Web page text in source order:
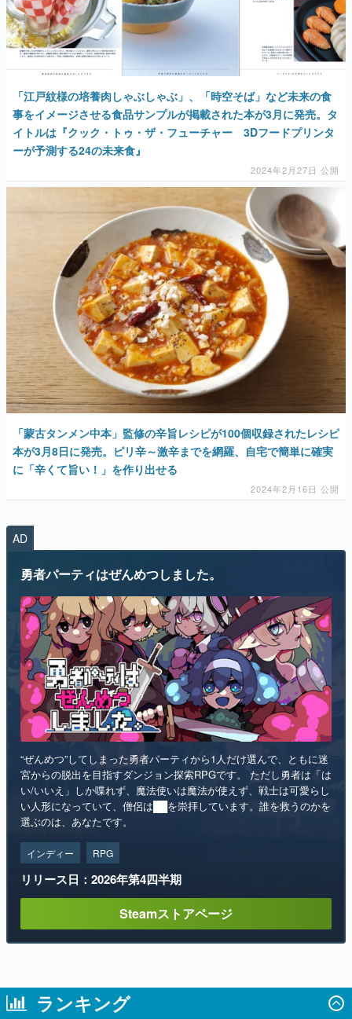
「江戸紋様の培養肉しゃぶしゃぶ」、「時空そば」など未来の食
事をイメージさせる食品サンプルが掲載された本が3月に発売。タ
イトルは『クック・トゥ・ザ・フューチャー 3Dフードプリンタ
ーが予測する24の未来食』
2024年2月27日 公開
「蒙古タンメン中本」監修の辛旨レシピが100個収録されたレシピ
本が3月8日に発売。ピリ辛～激辛までを網羅、自宅で簡単に確実
に「辛くて旨い！」を作り出せる
2024年2月16日 公開
AD
勇者パーティはぜんめつしました。
“ぜんめつ”してしまった勇者パーティから1人だけ選んで、ともに迷
宮からの脱出を目指すダンジョン探索RPGです。 ただし勇者は「は
い/いいえ」しか喋れず、魔法使いは魔法が使えず、戦士は可愛らし
い人形になっていて、僧侶は██を崇拝しています。誰を救うのかを
選ぶのは、あなたです。
インディー RPG
リリース日：2026年第4四半期
Steamストアページ
ランキング